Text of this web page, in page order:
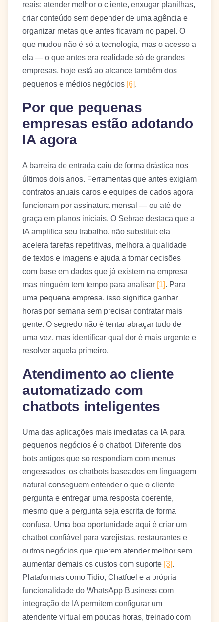
reais: atender melhor o cliente, enxugar planilhas,
criar conteúdo sem depender de uma agência e
organizar metas que antes ficavam no papel. O
que mudou não é só a tecnologia, mas o acesso a
ela — o que antes era realidade só de grandes
empresas, hoje está ao alcance também dos
pequenos e médios negócios [6].
Por que pequenas
empresas estão adotando
IA agora
A barreira de entrada caiu de forma drástica nos
últimos dois anos. Ferramentas que antes exigiam
contratos anuais caros e equipes de dados agora
funcionam por assinatura mensal — ou até de
graça em planos iniciais. O Sebrae destaca que a
IA amplifica seu trabalho, não substitui: ela
acelera tarefas repetitivas, melhora a qualidade
de textos e imagens e ajuda a tomar decisões
com base em dados que já existem na empresa
mas ninguém tem tempo para analisar [1]. Para
uma pequena empresa, isso significa ganhar
horas por semana sem precisar contratar mais
gente. O segredo não é tentar abraçar tudo de
uma vez, mas identificar qual dor é mais urgente e
resolver aquela primeiro.
Atendimento ao cliente
automatizado com
chatbots inteligentes
Uma das aplicações mais imediatas da IA para
pequenos negócios é o chatbot. Diferente dos
bots antigos que só respondiam com menus
engessados, os chatbots baseados em linguagem
natural conseguem entender o que o cliente
pergunta e entregar uma resposta coerente,
mesmo que a pergunta seja escrita de forma
confusa. Uma boa oportunidade aqui é criar um
chatbot confiável para varejistas, restaurantes e
outros negócios que querem atender melhor sem
aumentar demais os custos com suporte [3].
Plataformas como Tidio, Chatfuel e a própria
funcionalidade do WhatsApp Business com
integração de IA permitem configurar um
atendente virtual em poucas horas, treinado com